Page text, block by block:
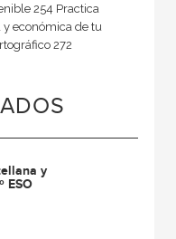
254 Practica
y económica de tu
272
y
ESO